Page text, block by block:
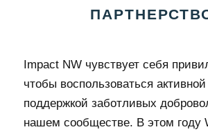
Impact NW чувствует себя
чтобы воспользоваться
поддержкой заботливых
нашем сообществе. В этом году